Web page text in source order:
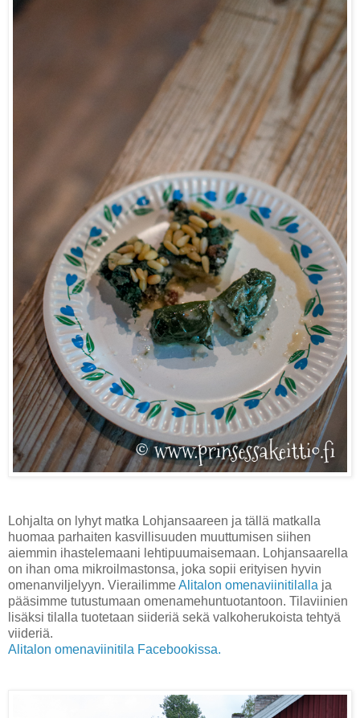
Lohjalta on lyhyt matka Lohjansaareen ja tällä matkalla
huomaa parhaiten kasvillisuuden muuttumisen siihen
aiemmin ihastelemaani lehtipuumaisemaan. Lohjansaarella
on ihan oma mikroilmastonsa, joka sopii erityisen hyvin
omenanviljelyyn. VierailimmeAlitalon omenaviinitilalla ja
pääsimme tutustumaan omenamehuntuotantoon. Tilaviinien
lisäksi tilalla tuotetaan siideriä sekä valkoherukoista tehtyä
viideriä.
Alitalon omenaviinitila Facebookissa.